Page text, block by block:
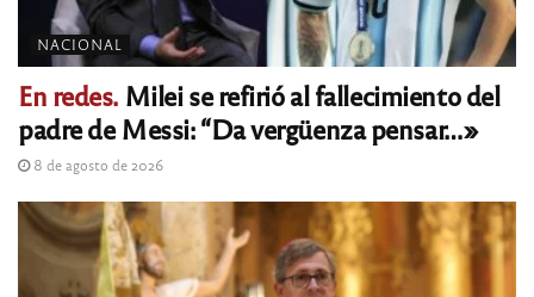
NACIONAL
En redes. Milei se refirió al fallecimiento del
padre de Messi: “Da vergüenza pensar…»
8 de agosto de 2026